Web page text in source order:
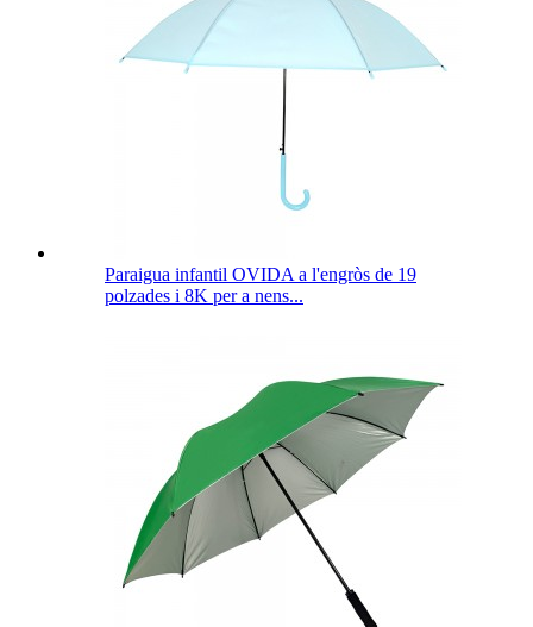
Paraigua infantil OVIDA a l'engròs de 19
polzades i 8K per a nens...